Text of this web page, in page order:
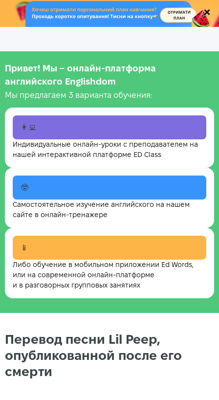
.
Привет! Мы – онлайн‑платформа
английского Englishdom
Мы предлагаем 3 варианта обучения:
👩‍💻
Индивидуальные онлайн-уроки с преподавателем на
нашей интерактивной платформе ED Class
🤓
Самостоятельное изучение английского на нашем
сайте в онлайн-тренажере
📱
Либо обучение в мобильном приложении Ed Words,
или на современной онлайн-платформе
и в разговорных групповых занятиях
Перевод песни Lil Peep,
опубликованной после его
смерти